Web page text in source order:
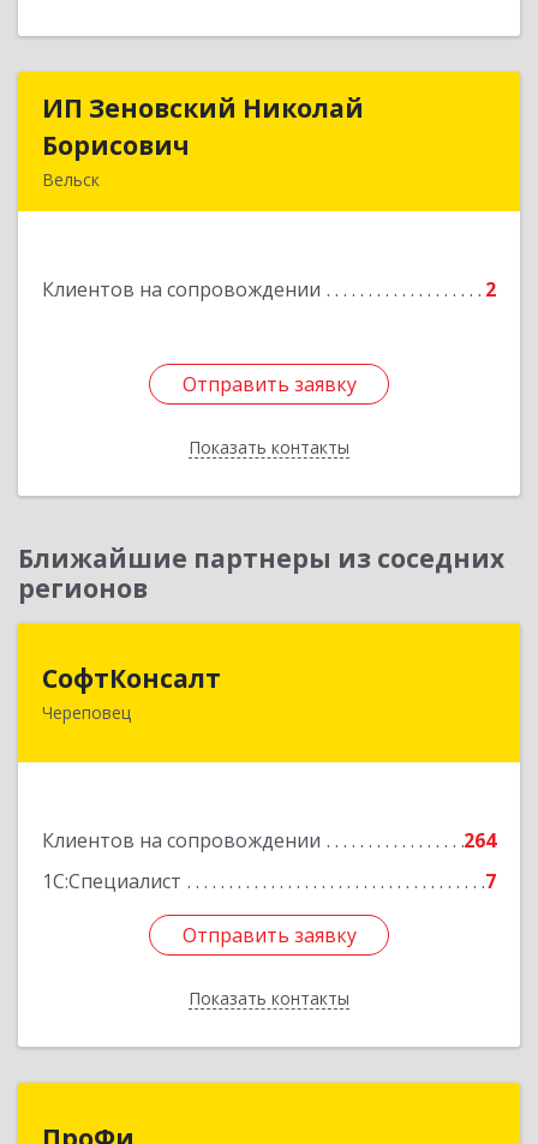
ИП Зеновский Николай
Борисович
Вельск
Клиентов на сопровождении 2
Отправить заявку
Показать контакты
ИП Зеновский Николай
Подробнее
Отправить заявку
Назад
Ближайшие партнеры из соседних
регионов
СофтКонсалт
Череповец
Клиентов на сопровождении
264
1С:Специалист
7
Отправить заявку
Показать контакты
162614, Вологодская обл, Череповец г,
Отправить заявку
Назад